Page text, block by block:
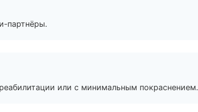
партнёры.
или с минимальным покраснением.